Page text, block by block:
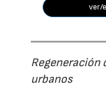
ver/
Regeneración
urbanos